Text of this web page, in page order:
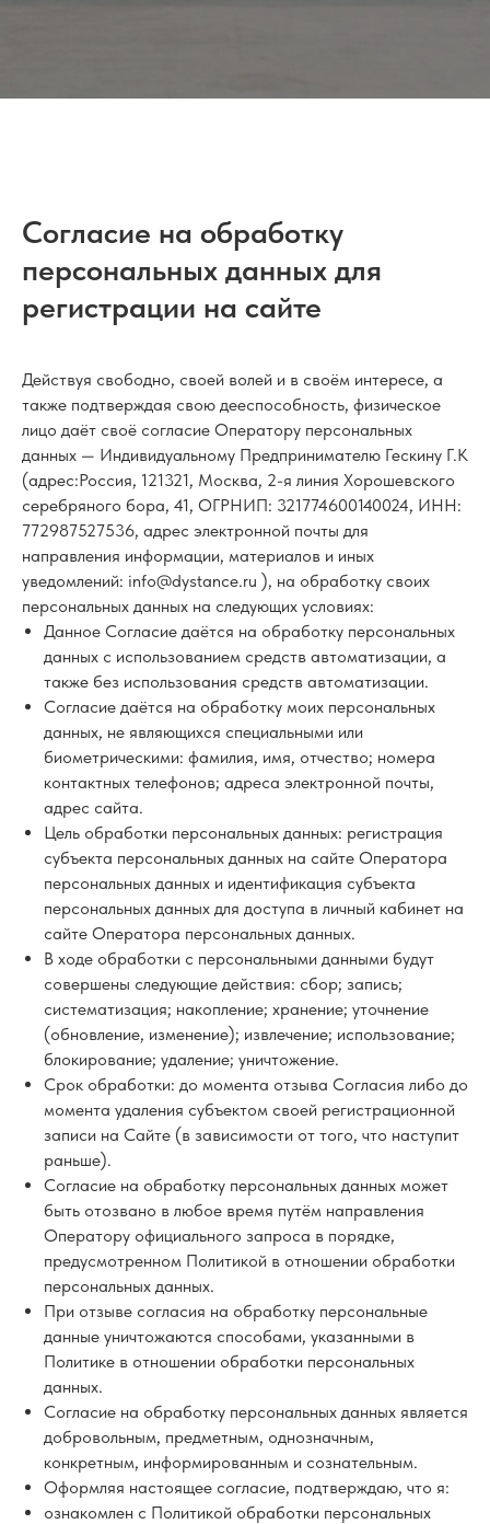
Согласие на обработку
персональных данных для
регистрации на сайте
Действуя свободно, своей волей и в своём интересе, а
также подтверждая свою дееспособность, физическое
лицо даёт своё согласие Оператору персональных
данных — Индивидуальному Предпринимателю Гескину Г.К
(адрес:Россия, 121321, Москва, 2-я линия Хорошевского
серебряного бора, 41, ОГРНИП: 321774600140024, ИНН:
772987527536, адрес электронной почты для
направления информации, материалов и иных
уведомлений: info@dystance.ru ), на обработку своих
персональных данных на следующих условиях:
Данное Согласие даётся на обработку персональных
данных с использованием средств автоматизации, а
также без использования средств автоматизации.
Согласие даётся на обработку моих персональных
данных, не являющихся специальными или
биометрическими: фамилия, имя, отчество; номера
контактных телефонов; адреса электронной почты,
адрес сайта.
Цель обработки персональных данных: регистрация
субъекта персональных данных на сайте Оператора
персональных данных и идентификация субъекта
персональных данных для доступа в личный кабинет на
сайте Оператора персональных данных.
В ходе обработки с персональными данными будут
совершены следующие действия: сбор; запись;
систематизация; накопление; хранение; уточнение
(обновление, изменение); извлечение; использование;
блокирование; удаление; уничтожение.
Срок обработки: до момента отзыва Согласия либо до
момента удаления субъектом своей регистрационной
записи на Сайте (в зависимости от того, что наступит
раньше).
Согласие на обработку персональных данных может
быть отозвано в любое время путём направления
Оператору официального запроса в порядке,
предусмотренном Политикой в отношении обработки
персональных данных.
При отзыве согласия на обработку персональные
данные уничтожаются способами, указанными в
Политике в отношении обработки персональных
данных.
Согласие на обработку персональных данных является
добровольным, предметным, однозначным,
конкретным, информированным и сознательным.
Оформляя настоящее согласие, подтверждаю, что я:
ознакомлен с Политикой обработки персональных